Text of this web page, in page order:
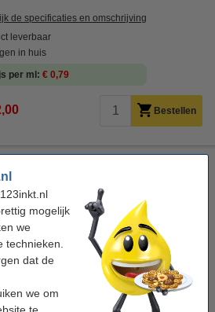
mogelijk
we
technieken.
dat de
we om
te
de specificaties en omschrijving
leverbaar
in huis
per ml
€ 0,79
Bestellen
41,8 ml ± 2.600 pagina's
de specificaties en omschrijving
leverbaar
in huis
per ml